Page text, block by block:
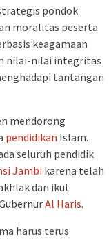
pondok
moralitas peserta
keagamaan
nilai-nilai integritas
tantangan
mendorong
pendidikan Islam.
seluruh pendidik
Jambi karena telah
dan ikut
Al Haris.
harus terus